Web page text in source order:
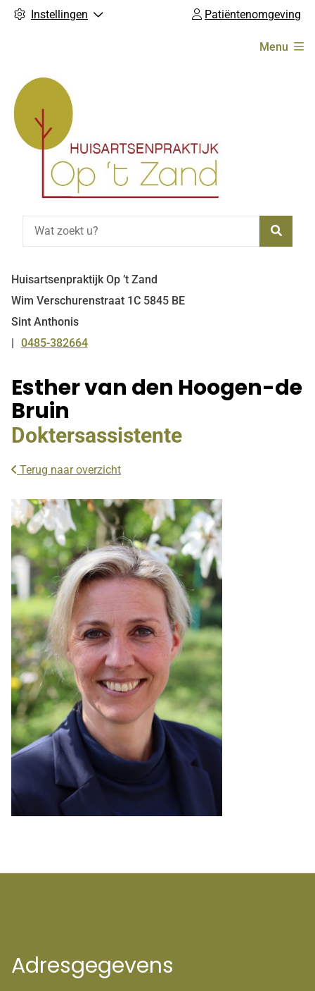
Instellingen Patiëntenomgeving
Menu
Huisartsenpraktijk Op ’t Zand
Wim Verschurenstraat 1C 5845 BE
Sint Anthonis
Tel:
0485-382664
Esther van den Hoogen-de
Bruin
Doktersassistente
Terug naar overzicht
Adresgegevens